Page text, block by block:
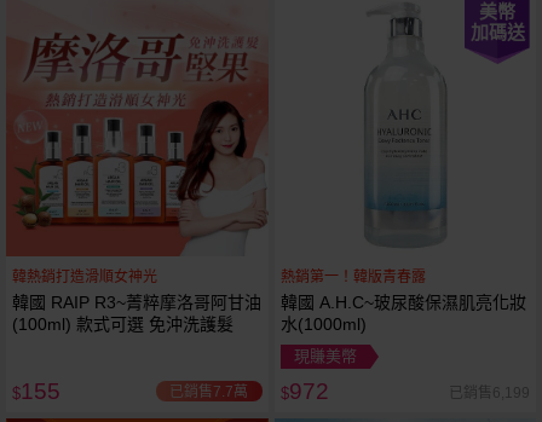
韓熱銷打造滑順女神光
韓國 RAIP R3~菁粹摩洛哥阿甘油
(100ml) 款式可選 免沖洗護髮
$155 已銷售7.7萬
美幣
加碼送
熱銷第一！韓版青春露
韓國 A.H.C~玻尿酸保濕肌亮化妝
水(1000ml)
現賺美幣
$972 已銷售6,199